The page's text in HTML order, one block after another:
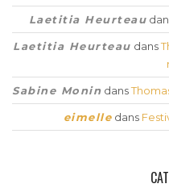
Laetitia Heurteau
Laetitia Heurteau dans
Sabine Monin dans
eimelle dans